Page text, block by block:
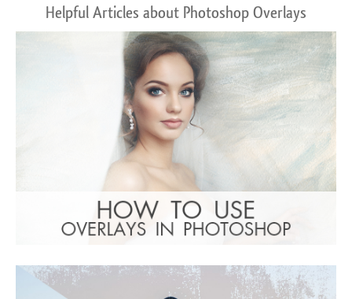
Helpful Articles about Photoshop Overlays